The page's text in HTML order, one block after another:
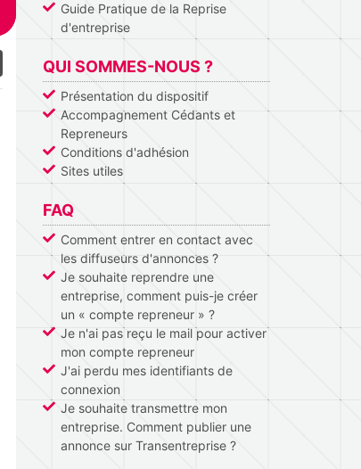
Guide Pratique de la Reprise
d'entreprise
QUI SOMMES-NOUS ?
Présentation du dispositif
Accompagnement Cédants et
Repreneurs
Conditions d'adhésion
Sites utiles
FAQ
Comment entrer en contact avec
les diffuseurs d'annonces ?
Je souhaite reprendre une
entreprise, comment puis-je créer
un « compte repreneur » ?
Je n'ai pas reçu le mail pour activer
mon compte repreneur
J'ai perdu mes identifiants de
connexion
Je souhaite transmettre mon
entreprise. Comment publier une
annonce sur Transentreprise ?